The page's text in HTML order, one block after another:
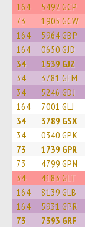
164 5492 GCP
73 1905 GCW
164 5964 GBP
164 0650 GJD
34 1539 GJZ
34 3781 GFM
34 5246 GDJ
164 7001 GLJ
34 3789 GSX
34 0340 GPK
73 1739 GPR
73 4799 GPN
34 4183 GLT
164 8139 GLB
164 5931 GPR
73 7393 GRF